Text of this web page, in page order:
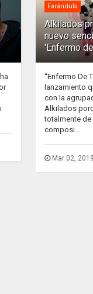
Farándula
Alkilados
nuevo
'Enfermo
“Enfermo De
lanzamiento
con la
Alkilados
totalmente de
composi...
Mar 02, 2019